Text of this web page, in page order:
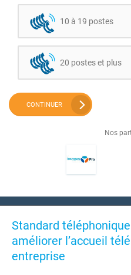
10 à 19 postes
20 postes et plus
CONTINUER
Nos
Standard
améliorer l’accueil
entreprise